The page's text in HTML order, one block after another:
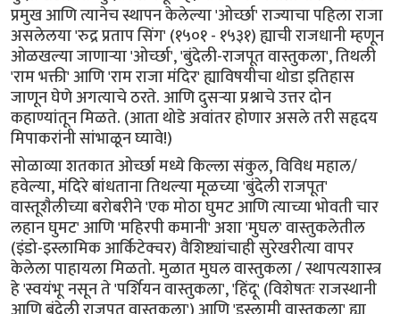
प्रमुख आणि त्यानेच स्थापन केलेल्या 'ओर्च्छा' राज्याचा पहिला राजा
असलेलया 'रुद्र प्रताप सिंग' (१५०१ - १५३१) ह्याची राजधानी म्हणून
ओळखल्या जाणाऱ्या 'ओर्च्छा', 'बुंदेली-राजपूत वास्तुकला', तिथली
'राम भक्ती' आणि 'राम राजा मंदिर' ह्याविषयीचा थोडा इतिहास
जाणून घेणे अगत्याचे ठरते. आणि दुसऱ्या प्रश्नाचे उत्तर दोन
कहाण्यांतून मिळते. (आता थोडे अवांतर होणार असले तरी सहृदय
मिपाकरांनी सांभाळून घ्यावे!)
सोळाव्या शतकात ओर्च्छा मध्ये किल्ला संकुल, विविध महाल/
हवेल्या, मंदिरे बांधताना तिथल्या मूळच्या 'बुंदेली राजपूत'
वास्तूशैलीच्या बरोबरीने 'एक मोठा घुमट आणि त्याच्या भोवती चार
लहान घुमट' आणि 'महिरपी कमानी' अशा 'मुघल' वास्तुकलेतील
(इंडो-इस्लामिक आर्किटेक्चर) वैशिष्ट्यांचाही सुरेखरीत्या वापर
केलेला पाहायला मिळतो. मुळात मुघल वास्तुकला / स्थापत्यशास्त्र
हे 'स्वयंभू' नसून ते 'पर्शियन वास्तुकला', 'हिंदू' (विशेषतः राजस्थानी